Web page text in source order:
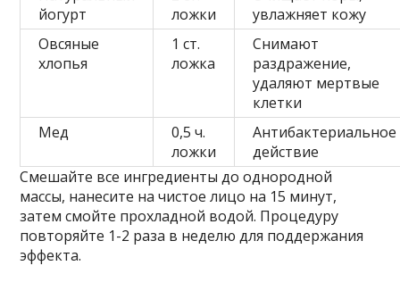
йогурт
ложки
увлажняет кожу
Овсяные
хлопья
1 ст.
ложка
Снимают
раздражение,
удаляют мертвые
клетки
Мед
0,5 ч.
ложки
Антибактериальное
действие
Смешайте все ингредиенты до однородной
массы, нанесите на чистое лицо на 15 минут,
затем смойте прохладной водой. Процедуру
повторяйте 1-2 раза в неделю для поддержания
эффекта.